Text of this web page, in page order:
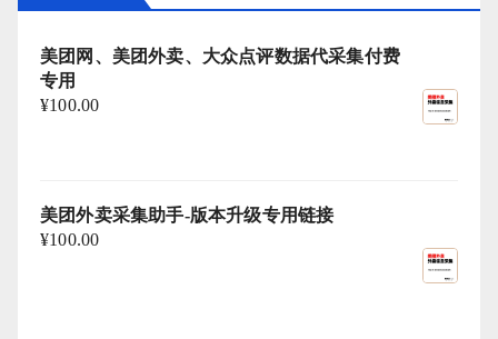
美团网、美团外卖、大众点评数据代采集付费
专用
¥100.00
美团外卖采集助手-版本升级专用链接
¥100.00